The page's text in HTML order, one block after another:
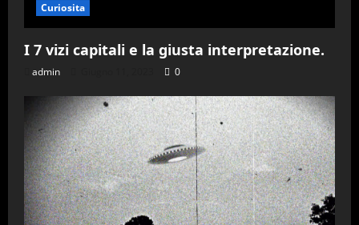
Curiosita
I 7 vizi capitali e la giusta interpretazione.
admin 0